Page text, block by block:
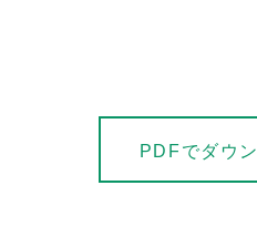
PDFでダウ